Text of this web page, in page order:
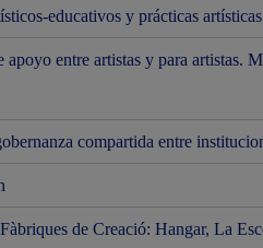
educativos y prácticas
apoyo entre artistas y para artistas.
compartida entre
de Creació: Hangar, La